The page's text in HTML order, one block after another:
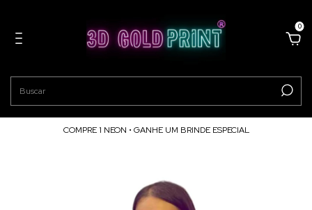
0
COMPRE 1 NEON • GANHE UM BRINDE ESPECIAL